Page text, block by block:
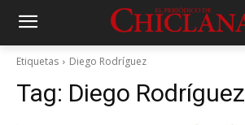
Etiquetas Diego Rodríguez
Tag: Diego Rodríguez